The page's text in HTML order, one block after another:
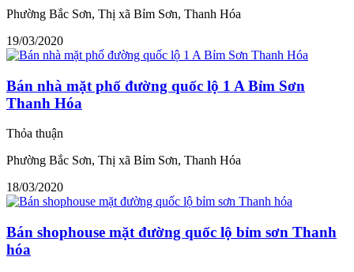
Phường Bắc Sơn, Thị xã Bỉm Sơn, Thanh Hóa
19/03/2020
Bán nhà mặt phố đường quốc lộ 1 A Bỉm Sơn
Thanh Hóa
Thỏa thuận
Phường Bắc Sơn, Thị xã Bỉm Sơn, Thanh Hóa
18/03/2020
Bán shophouse mặt đường quốc lộ bỉm sơn Thanh
hóa